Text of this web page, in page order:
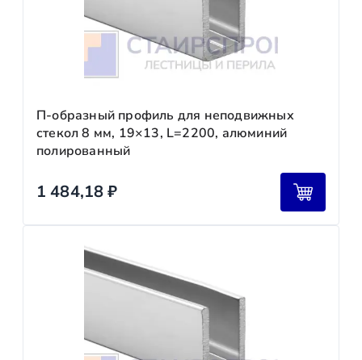
П-образный профиль для неподвижных
стекол 8 мм, 19×13, L=2200, алюминий
полированный
1 484,18₽